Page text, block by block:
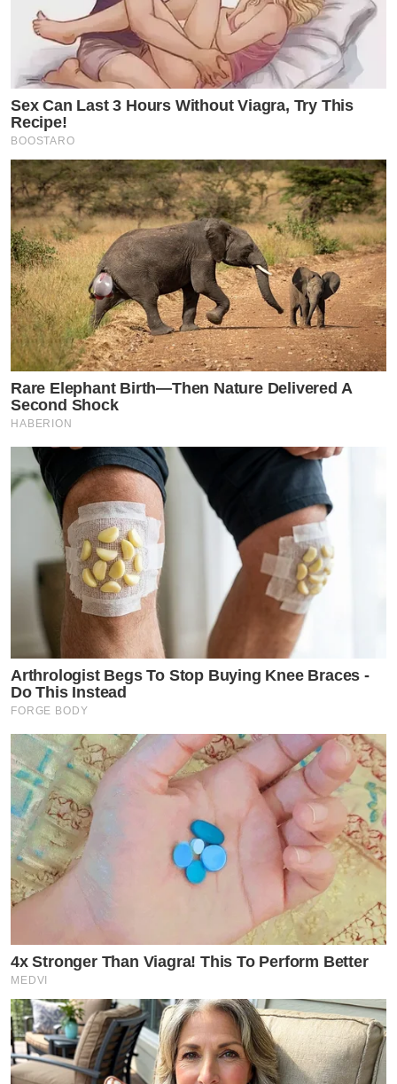
Sex Can Last 3 Hours Without Viagra, Try This
Recipe!
BOOSTARO
Rare Elephant Birth—Then Nature Delivered A
Second Shock
HABERION
Arthrologist Begs To Stop Buying Knee Braces -
Do This Instead
FORGE BODY
4x Stronger Than Viagra! This To Perform Better
MEDVI